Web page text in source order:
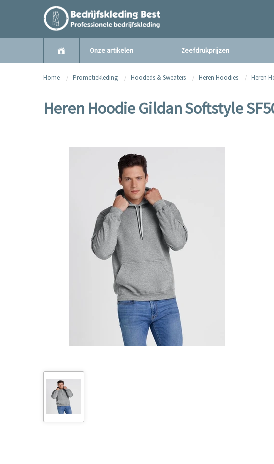
Onze artikelen Zeefdrukprijzen
Home Promotiekleding Hoodeds & Sweaters Heren Hoodies Heren
Heren Hoodie Gildan Softstyle